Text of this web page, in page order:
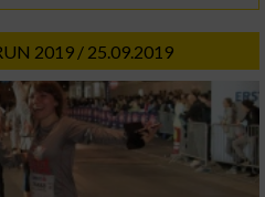
2019 / 25.09.2019